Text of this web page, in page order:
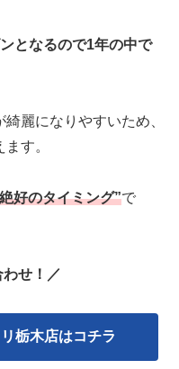
となるので1年の中で
麗になりやすいため、
す。
好のタイミング”で
せ！／
栃木店はコチラ